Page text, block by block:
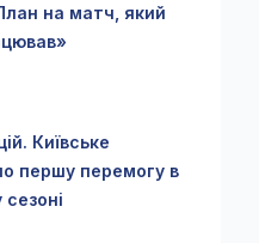
на матч, який
Київське
першу перемогу в